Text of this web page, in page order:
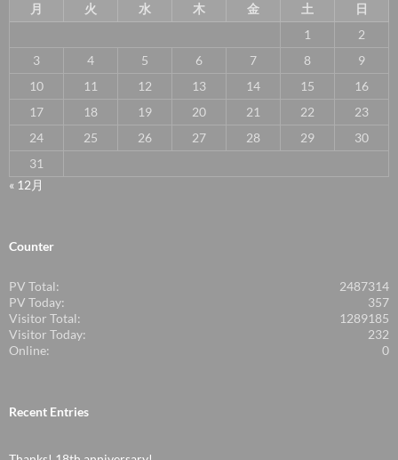
月 火 水 木 金 土
日
1
2
3
4 5 6 7 8
9
10
11 12 13 14 15
16
17
18 19 20 21 22
23
24
25 26 27 28 29
30
31
« 12月
Counter
2487314
PV Total:
357
PV Today:
1289185
Visitor Total:
232
Visitor Today:
0
Online:
Recent Entries